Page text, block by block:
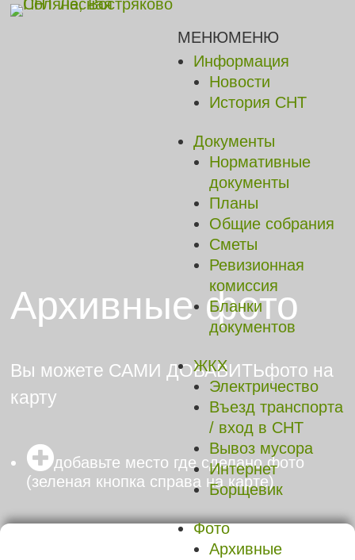
МЕНЮМЕНЮ
Информация
Новости
История СНТ
Документы
Нормативные
документы
Планы
Общие собрания
Сметы
Ревизионная
комиссия
Бланки
документов
ЖКХ
Электричество
Въезд транспорта
/ вход в СНТ
Вывоз мусора
Интернет
Борщевик
Фото
Архивные
Архивные фото
Вы можете САМИ ДОБАВИТЬфото на
карту
добавьте место где сделано фото
(зеленая кнопка справа на карте)